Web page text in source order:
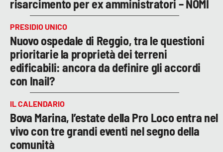
risarcimento per ex amministratori – NOMI
PRESIDIO UNICO
Nuovo ospedale di Reggio, tra le questioni
prioritarie la proprietà dei terreni
edificabili: ancora da definire gli accordi
con Inail?
IL CALENDARIO
Bova Marina, l’estate della Pro Loco entra nel
vivo con tre grandi eventi nel segno della
comunità